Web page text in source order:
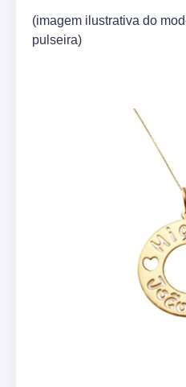
(imagem ilustrativa do
pulseira)